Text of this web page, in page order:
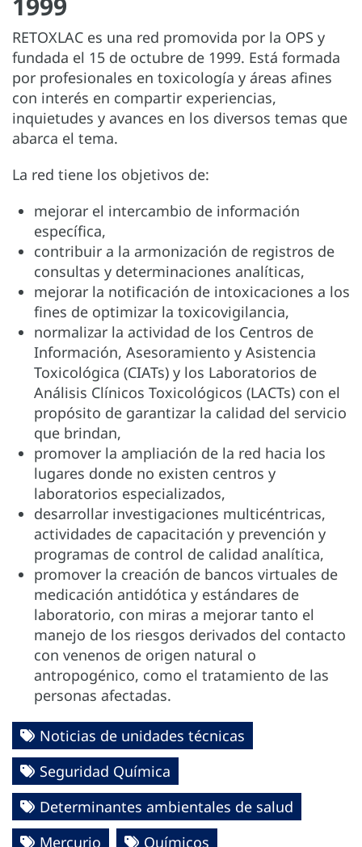
RETOXLAC es una red promovida por la OPS y
fundada el 15 de octubre de 1999. Está formada
por profesionales en toxicología y áreas afines
con interés en compartir experiencias,
inquietudes y avances en los diversos temas que
abarca el tema.
La red tiene los objetivos de:
mejorar el intercambio de información
específica,
contribuir a la armonización de registros de
consultas y determinaciones analíticas,
mejorar la notificación de intoxicaciones a los
fines de optimizar la toxicovigilancia,
normalizar la actividad de los Centros de
Información, Asesoramiento y Asistencia
Toxicológica (CIATs) y los Laboratorios de
Análisis Clínicos Toxicológicos (LACTs) con el
propósito de garantizar la calidad del servicio
que brindan,
promover la ampliación de la red hacia los
lugares donde no existen centros y
laboratorios especializados,
desarrollar investigaciones multicéntricas,
actividades de capacitación y prevención y
programas de control de calidad analítica,
promover la creación de bancos virtuales de
medicación antidótica y estándares de
laboratorio, con miras a mejorar tanto el
manejo de los riesgos derivados del contacto
con venenos de origen natural o
antropogénico, como el tratamiento de las
personas afectadas.
Noticias de unidades técnicas
Seguridad Química
Determinantes ambientales de salud
Mercurio
Químicos